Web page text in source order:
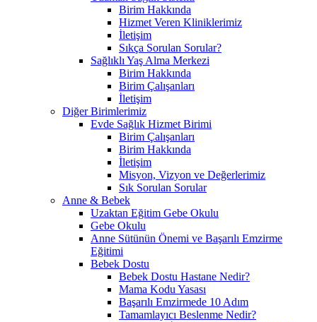
Birim Hakkında
Hizmet Veren Kliniklerimiz
İletişim
Sıkça Sorulan Sorular?
Sağlıklı Yaş Alma Merkezi
Birim Hakkında
Birim Çalışanları
İletişim
Diğer Birimlerimiz
Evde Sağlık Hizmet Birimi
Birim Çalışanları
Birim Hakkında
İletişim
Misyon, Vizyon ve Değerlerimiz
Sık Sorulan Sorular
Anne & Bebek
Uzaktan Eğitim Gebe Okulu
Gebe Okulu
Anne Sütünün Önemi ve Başarılı Emzirme
Eğitimi
Bebek Dostu
Bebek Dostu Hastane Nedir?
Mama Kodu Yasası
Başarılı Emzirmede 10 Adım
Tamamlayıcı Beslenme Nedir?